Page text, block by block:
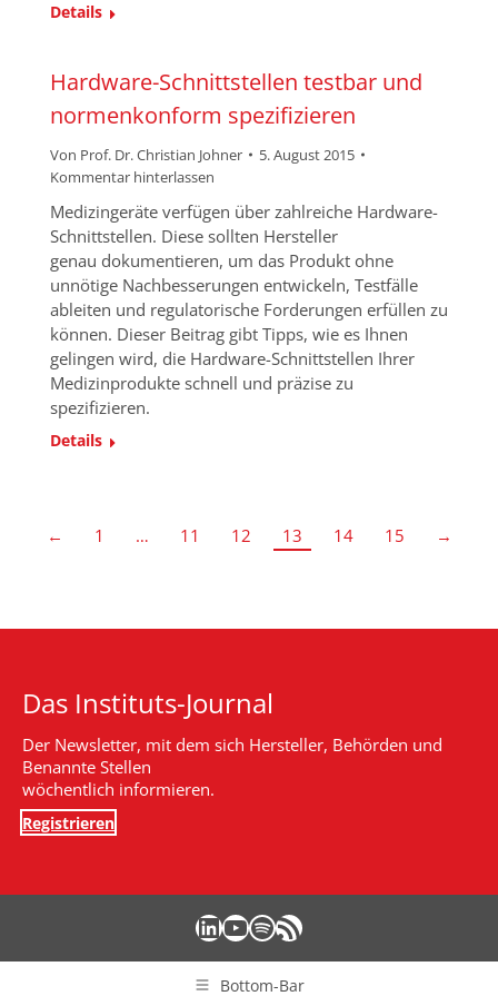
Details
Hardware-Schnittstellen testbar und
normenkonform spezifizieren
Von Prof. Dr. Christian Johner
5. August 2015
Kommentar hinterlassen
Medizingeräte verfügen über zahlreiche Hardware-
Schnittstellen. Diese sollten Hersteller
genau dokumentieren, um das Produkt ohne
unnötige Nachbesserungen entwickeln, Testfälle
ableiten und regulatorische Forderungen erfüllen zu
können. Dieser Beitrag gibt Tipps, wie es Ihnen
gelingen wird, die Hardware-Schnittstellen Ihrer
Medizinprodukte schnell und präzise zu
spezifizieren.
Details
← 1 … 11 12 13 14 15 →
Das Instituts-Journal
Der Newsletter, mit dem sich Hersteller, Behörden und
Benannte Stellen
wöchentlich informieren.
Registrieren
LinkedIn
YouTube
Spotify
RSS-Feed
Bottom-Bar